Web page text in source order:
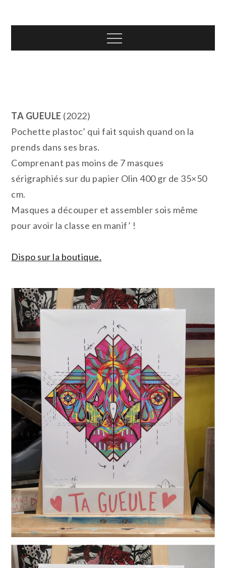
T.TOTH Menu
TA GUEULE (2022)
Pochette plastoc’ qui fait squish quand on la
prends dans ses bras.
Comprenant pas moins de 7 masques
sérigraphiés sur du papier Olin 400 gr de 35×50
cm.
Masques a découper et assembler sois même
pour avoir la classe en manif’ !
Dispo sur la boutique.